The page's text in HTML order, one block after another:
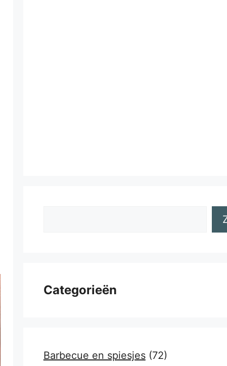
Categorieën
Barbecue en spiesjes(72)